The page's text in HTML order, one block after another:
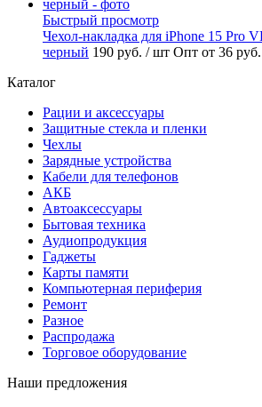
Быстрый просмотр
Чехол-накладка для iPhone 15 Pro
черный 190 руб. / шт Опт от 36 руб.
Каталог
Рации и аксессуары
Защитные стекла и пленки
Чехлы
Зарядные устройства
Кабели для телефонов
АКБ
Автоаксессуары
Бытовая техника
Аудиопродукция
Гаджеты
Карты памяти
Компьютерная периферия
Ремонт
Разное
Распродажа
Торговое оборудование
Наши предложения